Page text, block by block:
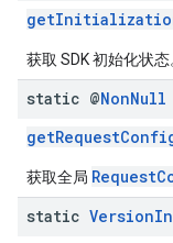
获取 SDK 初始化状态
static @NonNull
获取全局
static Version